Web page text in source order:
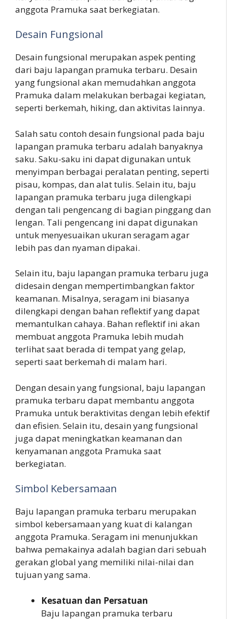
anggota Pramuka saat berkegiatan.
Desain Fungsional
Desain fungsional merupakan aspek penting
dari baju lapangan pramuka terbaru. Desain
yang fungsional akan memudahkan anggota
Pramuka dalam melakukan berbagai kegiatan,
seperti berkemah, hiking, dan aktivitas lainnya.
Salah satu contoh desain fungsional pada baju
lapangan pramuka terbaru adalah banyaknya
saku. Saku-saku ini dapat digunakan untuk
menyimpan berbagai peralatan penting, seperti
pisau, kompas, dan alat tulis. Selain itu, baju
lapangan pramuka terbaru juga dilengkapi
dengan tali pengencang di bagian pinggang dan
lengan. Tali pengencang ini dapat digunakan
untuk menyesuaikan ukuran seragam agar
lebih pas dan nyaman dipakai.
Selain itu, baju lapangan pramuka terbaru juga
didesain dengan mempertimbangkan faktor
keamanan. Misalnya, seragam ini biasanya
dilengkapi dengan bahan reflektif yang dapat
memantulkan cahaya. Bahan reflektif ini akan
membuat anggota Pramuka lebih mudah
terlihat saat berada di tempat yang gelap,
seperti saat berkemah di malam hari.
Dengan desain yang fungsional, baju lapangan
pramuka terbaru dapat membantu anggota
Pramuka untuk beraktivitas dengan lebih efektif
dan efisien. Selain itu, desain yang fungsional
juga dapat meningkatkan keamanan dan
kenyamanan anggota Pramuka saat
berkegiatan.
Simbol Kebersamaan
Baju lapangan pramuka terbaru merupakan
simbol kebersamaan yang kuat di kalangan
anggota Pramuka. Seragam ini menunjukkan
bahwa pemakainya adalah bagian dari sebuah
gerakan global yang memiliki nilai-nilai dan
tujuan yang sama.
Kesatuan dan Persatuan
Baju lapangan pramuka terbaru